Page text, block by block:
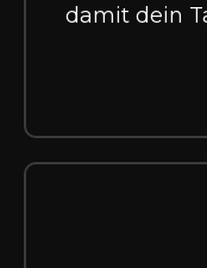
damit dein